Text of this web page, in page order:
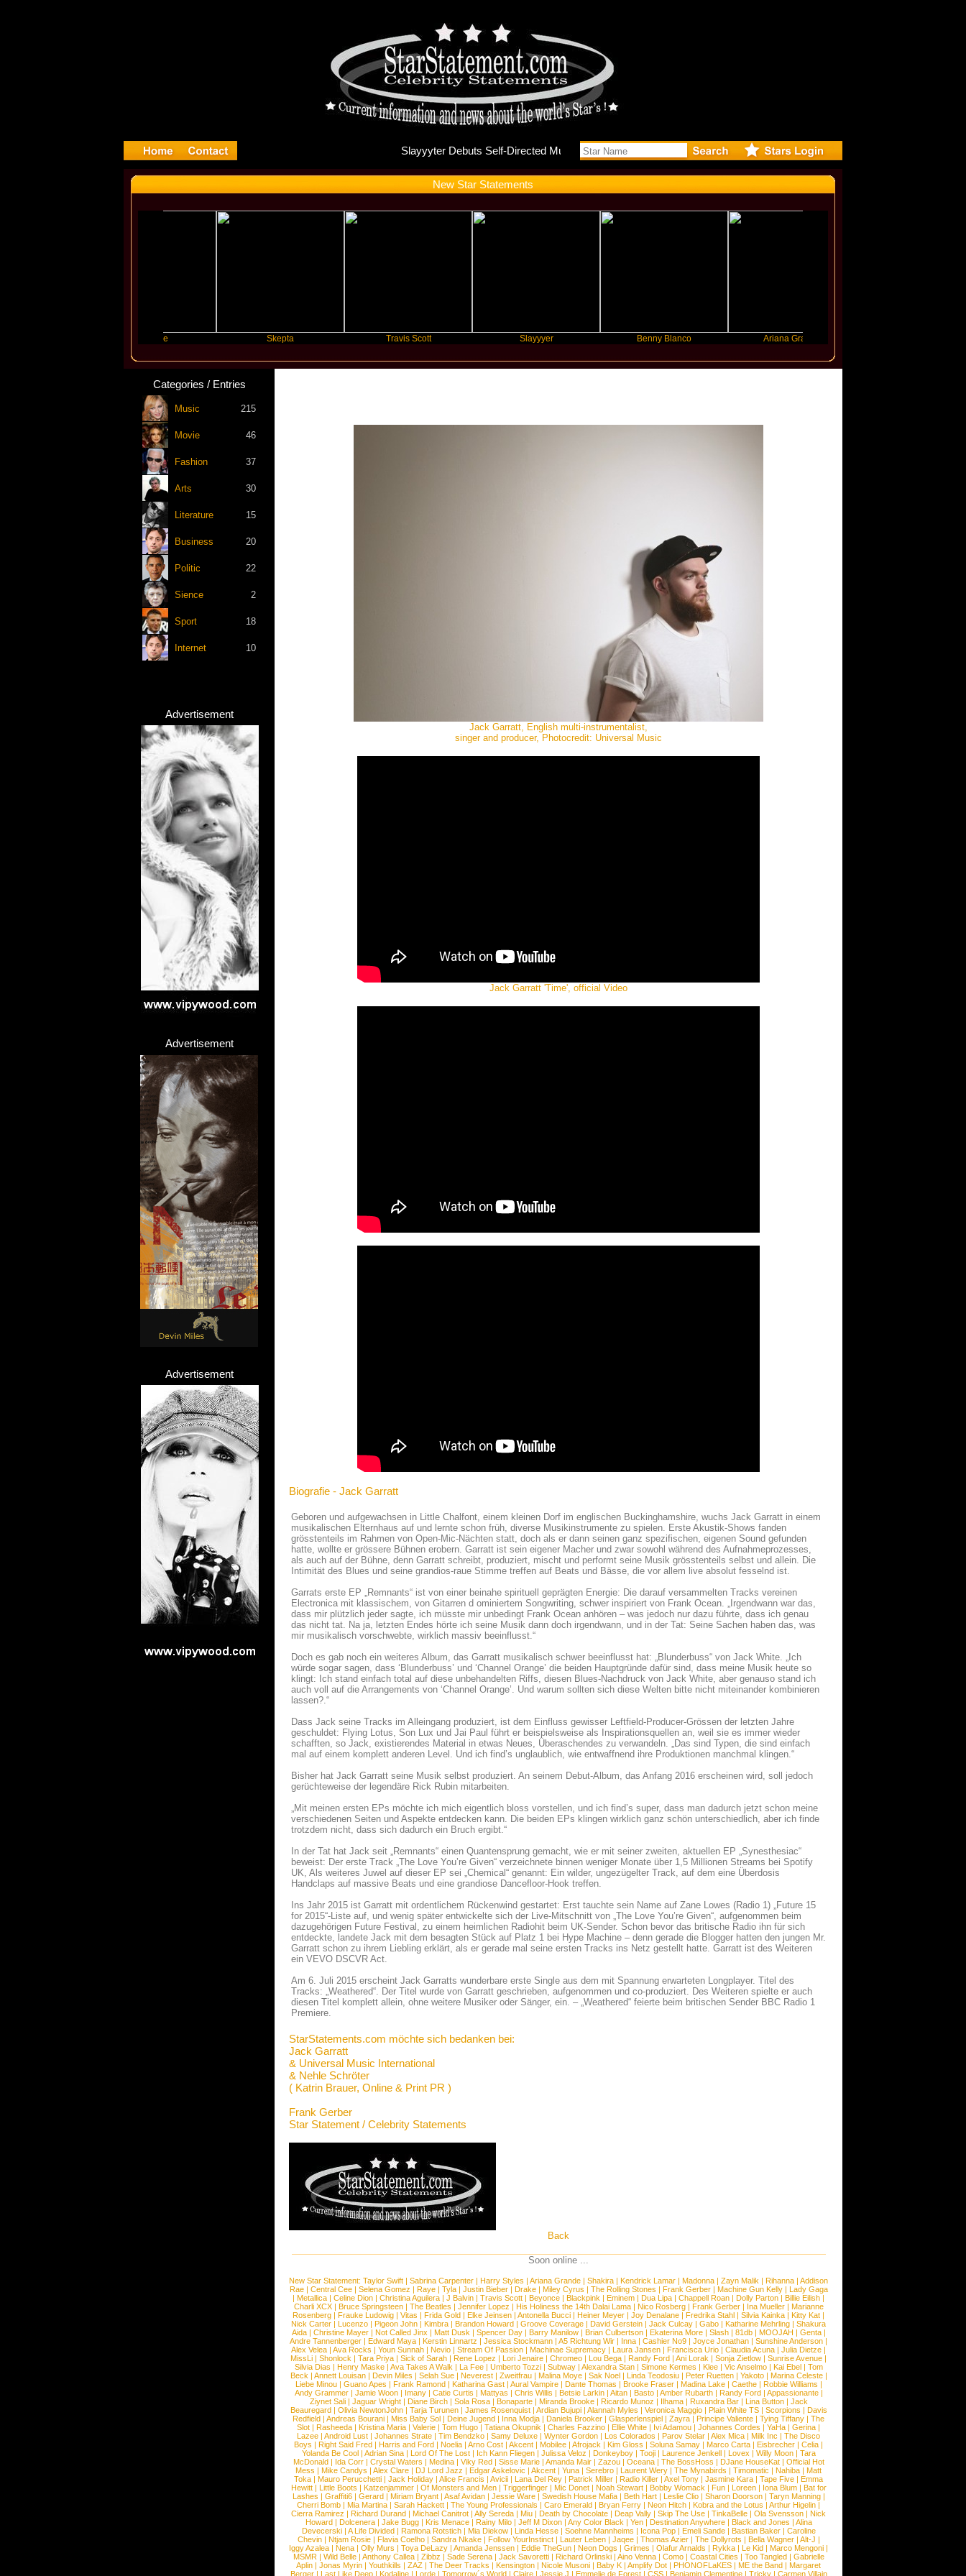
Slayyyter Debuts
New Star Statements
Travis Scott Benny Blanco Ariana Grande
Categories / Entries
Music 215
Movie 46
Fashion 37
Arts 30
Literature 15
Business 20
Politic 22
Sience 2
Sport 18
Internet 10
Advertisement
Advertisement
Advertisement
Jack Garratt, English multi-instrumentalist,
singer and producer, Photocredit: Universal Music
Jack Garratt 'Time', official Video
Biografie - Jack Garratt
Geboren und aufgewachsen in Little Chalfont, einem kleinen Dorf im englischen Buckinghamshire, wuchs Jack Garratt in einem
musikalischen Elternhaus auf und lernte schon früh, diverse Musikinstrumente zu spielen. Erste Akustik-Shows fanden
grösstenteils im Rahmen von Open-Mic-Nächten statt, doch als er dann seinen ganz spezifischen, eigenen Sound gefunden
hatte, wollte er grössere Bühnen erobern. Garratt ist sein eigener Macher und zwar sowohl während des Aufnahmeprozesses,
als auch auf der Bühne, denn Garratt schreibt, produziert, mischt und performt seine Musik grösstenteils selbst und allein. Die
Intimität des Blues und seine grandios-raue Stimme treffen auf Beats und Bässe, die vor allem live absolut fesselnd ist.
Garrats erste EP „Remnants“ ist von einer beinahe spirituell geprägten Energie: Die darauf versammelten Tracks vereinen
Electronica mit klassischem, von Gitarren d ominiertem Songwriting, schwer inspiriert von Frank Ocean. „Irgendwann war das,
dass mir plützlich jeder sagte, ich müsste mir unbedingt Frank Ocean anhören – was jedoch nur dazu führte, dass ich genau
das nicht tat. Na ja, letzten Endes hörte ich seine Musik dann doch irgendwann, und in der Tat: Seine Sachen haben das, was
mir musikalisch vorschwebte, wirklich massiv beeinflusst.“
Doch es gab noch ein weiteres Album, das Garratt musikalisch schwer beeinflusst hat: „Blunderbuss“ von Jack White. „Ich
würde sogar sagen, dass ‘Blunderbuss’ und ‘Channel Orange’ die beiden Hauptgründe dafür sind, dass meine Musik heute so
klingt: Ich stand einfach total auf diese unbehandelten Riffs, diesen Blues-Nachdruck von Jack White, aber genauso stand ich
auch voll auf die Arrangements von ‘Channel Orange’. Und warum sollten sich diese Welten bitte nicht miteinander kombinieren
lassen?.“
Dass Jack seine Tracks im Alleingang produziert, ist dem Einfluss gewisser Leftfield-Producer-Grössen der letzten Jahre
geschuldet: Flying Lotus, Son Lux und Jai Paul führt er beispielsweise als Inspirationsquellen an, weil sie es immer wieder
schafften, so Jack, existierendes Material in etwas Neues, Überaschendes zu verwandeln. „Das sind Typen, die sind einfach
mal auf einem komplett anderen Level. Und ich find’s unglaublich, wie entwaffnend ihre Produktionen manchmal klingen.“
Bisher hat Jack Garratt seine Musik selbst produziert. An seinem Debut-Album, das Anfang 2016 erscheinen wird, soll jedoch
gerüchteweise der legendäre Rick Rubin mitarbeiten.
„Mit meinen ersten EPs möchte ich mich eigentlich bloss vorstellen, und ich find’s super, dass man dadurch jetzt schon meine
verschiedenen Seiten und Aspekte entdecken kann. Die beiden EPs klingen wirklich ganz schön unterschiedlich, aber ich finde
trotzdem nicht, dass sich dadurch ein Bruch ergibt.“
In der Tat hat Jack seit „Remnants“ einen Quantensprung gemacht, wie er mit seiner zweiten, aktuellen EP „Synesthesiac“
beweist: Der erste Track „The Love You’re Given“ verzeichnete binnen weniger Monate über 1,5 Millionen Streams bei Spotify
UK, Als weiteres Juwel auf dieser EP sei „Chemical“ genannt: Ein wilder, ungezügelter Track, auf dem eine Überdosis
Handclaps auf massive Beats und eine grandiose Dancefloor-Hook treffen.
Ins Jahr 2015 ist Garratt mit ordentlichem Rückenwind gestartet: Erst tauchte sein Name auf Zane Lowes (Radio 1) „Future 15
for 2015“-Liste auf, und wenig später entwickelte sich der Live-Mitschnitt von „The Love You’re Given“, aufgenommen beim
dazugehörigen Future Festival, zu einem heimlichen Radiohit beim UK-Sender. Schon bevor das britische Radio ihn für sich
entdeckte, landete Jack mit dem besagten Stück auf Platz 1 bei Hype Machine – denn gerade die Blogger hatten den jungen Mr.
Garratt schon zu ihrem Liebling erklärt, als er gerade mal seine ersten Tracks ins Netz gestellt hatte. Garratt ist des Weiteren
ein VEVO DSCVR Act.
Am 6. Juli 2015 erscheint Jack Garratts wunderbare erste Single aus dem mit Spannung erwarteten Longplayer. Titel des
Tracks: „Weathered“. Der Titel wurde von Garratt geschrieben, aufgenommen und co-produziert. Des Weiteren spielte er auch
diesen Titel komplett allein, ohne weitere Musiker oder Sänger, ein. – „Weathered“ feierte beim britischen Sender BBC Radio 1
Premiere.
StarStatements.com möchte sich bedanken bei:
Jack Garratt
& Universal Music International
& Nehle Schröter
( Katrin Brauer, Online & Print PR )
Frank Gerber
Star Statement / Celebrity Statements
Back
Soon online ...
New Star Statement: Taylor Swift | Sabrina Carpenter | Harry Styles | Ariana Grande | Shakira | Kendrick Lamar | Madonna | Zayn Malik | Rihanna | Addison
Rae| Central Cee| Selena Gomez | Raye| Tyla| Justin Bieber| Drake| Miley Cyrus | The Rolling Stones | Frank Gerber| Machine Gun Kelly| Lady Gaga
| Metallica | Celine Dion | Christina Aguilera | J Balvin | Travis Scott | Beyonce | Blackpink | Eminem | Dua Lipa | Chappell Roan | Dolly Parton | Billie Eilish |
Charli XCX| Bruce Springsteen| The Beatles | Jennifer Lopez | His Holiness the 14th Dalai Lama| Nico Rosberg| Frank Gerber| Ina Mueller| Marianne
Rosenberg | Frauke Ludowig | Vitas | Frida Gold | Elke Jeinsen | Antonella Bucci | Heiner Meyer | Joy Denalane | Fredrika Stahl | Silvia Kainka | Kitty Kat |
Nick Carter | Lucenzo | Pigeon John | Kimbra | Brandon Howard | Groove Coverage | David Gerstein | Jack Culcay | Gabo | Katharine Mehrling | Shakura
Aida| Christine Mayer| Not Called Jinx | Matt Dusk | Spencer Day| Barry Manilow| Brian Culbertson| Ekaterina More| Slash| 81db| MOOJAH | Genta|
Andre Tannenberger | Edward Maya | Kerstin Linnartz | Jessica Stockmann | A5 Richtung Wir | Inna | Cashier No9 | Joyce Jonathan | Sunshine Anderson |
Alex Velea | Ava Rocks | Youn Sunnah | Nevio | Stream Of Passion | Machinae Supremacy | Laura Jansen | Francisca Urio | Claudia Acuna | Julia Dietze |
MissLi | Shonlock | Tara Priya | Sick of Sarah | Rene Lopez | Lori Jenaire | Chromeo | Lou Bega | Randy Ford | Ani Lorak | Sonja Zietlow | Sunrise Avenue |
Silvia Dias | Henry Maske| Ava Takes A Walk | La Fee| Umberto Tozzi| Subway| Alexandra Stan| Simone Kermes | Klee| Vic Anselmo| Kai Ebel| Tom
Beck | Annett Louisan| Devin Miles | Selah Sue| Neverest| Zweitfrau| Malina Moye| Sak Noel| Linda Teodosiu| Peter Ruetten| Yakoto| Marina Celeste|
Liebe Minou| Guano Apes | Frank Ramond| Katharina Gast| Aural Vampire| Dante Thomas | Brooke Fraser| Madina Lake| Caethe| Robbie Williams |
Andy Grammer| Jamie Woon| Imany| Catie Curtis | Mattyas | Chris Willis | Betsie Larkin| Aitan| Basto| Amber Rubarth| Randy Ford| Appassionante|
Ziynet Sali| Jaguar Wright| Diane Birch| Sola Rosa| Bonaparte| Miranda Brooke| Ricardo Munoz | Ilhama| Ruxandra Bar| Lina Button| Jack
Beauregard| Olivia NewtonJohn| Tarja Turunen| James Rosenquist| Ardian Bujupi| Alannah Myles | Veronica Maggio| Plain White TS| Scorpions | Davis
Redfield | Andreas Bourani | Miss Baby Sol | Deine Jugend | Inna Modja | Daniela Brooker | Glasperlenspiel | Zayra | Principe Valiente | Tying Tiffany | The
Slot | Rasheeda | Kristina Maria | Valerie | Tom Hugo | Tatiana Okupnik | Charles Fazzino | Ellie White | Ivi Adamou | Johannes Cordes | YaHa | Gerina |
Lazee | Android Lust | Johannes Strate | Tim Bendzko | Samy Deluxe | Wynter Gordon | Los Colorados | Parov Stelar | Alex Mica | Milk Inc | The Disco
Boys | Right Said Fred | Harris and Ford | Noelia | Arno Cost | Akcent | Mobilee | Afrojack | Kim Gloss | Soluna Samay | Marco Carta | Eisbrecher | Celia |
Yolanda Be Cool| Adrian Sina| Lord Of The Lost| Ich Kann Fliegen| Julissa Veloz | Donkeyboy| Tooji| Laurence Jenkell| Lovex | Willy Moon| Tara
McDonald| Ida Corr| Crystal Waters | Medina| Viky Red| Sisse Marie| Amanda Mair| Zazou| Oceana| The BossHoss | DJane HouseKat| Official Hot
Mess | Mike Candys | Alex Clare | DJ Lord Jazz | Edgar Askelovic | Akcent | Yuna | Serebro | Laurent Wery | The Mynabirds | Timomatic | Nahiba | Matt
Toka | Mauro Perucchetti | Jack Holiday | Alice Francis | Avicii | Lana Del Rey | Patrick Miller | Radio Killer | Axel Tony | Jasmine Kara | Tape Five | Emma
Hewitt| Little Boots | Katzenjammer| Of Monsters and Men| Triggerfinger| Mic Donet| Noah Stewart| Bobby Womack | Fun| Loreen| Iona Blum| Bat for
Lashes | Graffiti6| Gerard| Miriam Bryant| Asaf Avidan| Jessie Ware| Swedish House Mafia| Beth Hart| Leslie Clio| Sharon Doorson| Taryn Manning|
Cherri Bomb | Mia Martina | Sarah Hackett | The Young Professionals | Caro Emerald | Bryan Ferry | Neon Hitch | Kobra and the Lotus | Arthur Higelin |
Cierra Ramirez | Richard Durand | Michael Canitrot | Ally Sereda | Miu | Death by Chocolate | Deap Vally | Skip The Use | TinkaBelle | Ola Svensson | Nick
Howard| Dolcenera| Jake Bugg| Kris Menace| Rainy Milo| Jeff M Dixon| Any Color Black | Yen| Destination Anywhere| Black and Jones | Alina
Devecerski| A Life Divided| Ramona Rotstich| Mia Diekow| Linda Hesse| Soehne Mannheims | Icona Pop| Emeli Sande| Bastian Baker| Caroline
Chevin| Ntjam Rosie| Flavia Coelho| Sandra Nkake| Follow YourInstinct| Lauter Leben| Jaqee| Thomas Azier| The Dollyrots | Bella Wagner| Alt-J |
Iggy Azalea | Nena | Olly Murs | Toya DeLazy | Amanda Jenssen | Eddie TheGun | Neon Dogs | Grimes | Olafur Arnalds | Rykka | Le Kid | Marco Mengoni |
MSMR| Wild Belle| Anthony Callea| Zibbz | Sade Serena| Jack Savoretti| Richard Orlinski| Aino Venna| Como| Coastal Cities | Too Tangled| Gabrielle
Aplin | Jonas Myrin | Youthkills | ZAZ | The Deer Tracks | Kensington | Nicole Musoni | Baby K | Amplify Dot | PHONOFLaKES | ME the Band | Margaret
Berger| Last Like Deep| Kodaline| Lorde| Tomorrow´s World| Claire| Jessie J | Emmelie de Forest| CSS| Benjamin Clementine| Tricky| Carmen Villain